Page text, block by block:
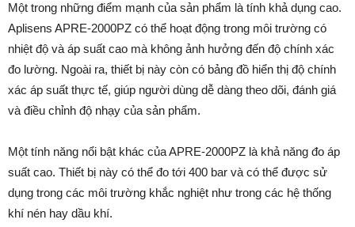
Một trong những điểm mạnh của sản phẩm là tính khả dụng cao.
Aplisens APRE-2000PZ có thể hoạt động trong môi trường có
nhiệt độ và áp suất cao mà không ảnh hưởng đến độ chính xác
đo lường. Ngoài ra, thiết bị này còn có bảng đồ hiển thị độ chính
xác áp suất thực tế, giúp người dùng dễ dàng theo dõi, đánh giá
và điều chỉnh độ nhạy của sản phẩm.
Một tính năng nổi bật khác của APRE-2000PZ là khả năng đo áp
suất cao. Thiết bị này có thể đo tới 400 bar và có thể được sử
dụng trong các môi trường khắc nghiệt như trong các hệ thống
khí nén hay dầu khí.